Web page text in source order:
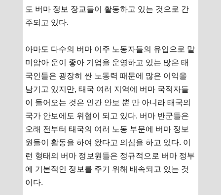
도 버마 정보 장교들이 활동하고 있는 것으로 간
주되고 있다.
아마도 다수의 버마 이주 노동자들의 유입으로 말
미암아 운이 좋아 기업을 운영하고 있는 많은 태
국인들은 굉장히 싼 노동력 때문에 많은 이익을
남기고 있지만, 태국 여러 지역에 버마 국적자들
이 들어오는 것은 인간 안보 뿐 만 아니라 태국의
국가 안보에도 위협이 되고 있다. 버마 반군들은
오래 전부터 태국의 여러 노동 부문에 버마 정보
원들이 활동을 하여 왔다고 의심을 하고 있다. 이
런 형태의 버마 정보원들은 정규적으로 버마 정부
에 기본적인 정보를 주기 위해 배속되고 있는 것
이다.